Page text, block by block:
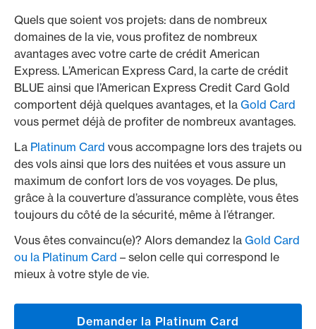
Quels que soient vos projets: dans de nombreux
domaines de la vie, vous profitez de nombreux
avantages avec votre carte de crédit American
Express. L’American Express Card, la carte de crédit
BLUE ainsi que l’American Express Credit Card Gold
comportent déjà quelques avantages, et la Gold Card
vous permet déjà de profiter de nombreux avantages.
La Platinum Card vous accompagne lors des trajets ou
des vols ainsi que lors des nuitées et vous assure un
maximum de confort lors de vos voyages. De plus,
grâce à la couverture d’assurance complète, vous êtes
toujours du côté de la sécurité, même à l’étranger.
Vous êtes convaincu(e)? Alors demandez la Gold Card
ou la Platinum Card – selon celle qui correspond le
mieux à votre style de vie.
Demander la Platinum Card